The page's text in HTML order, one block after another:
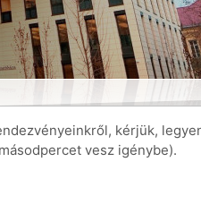
kérjük,
vesz igénybe).